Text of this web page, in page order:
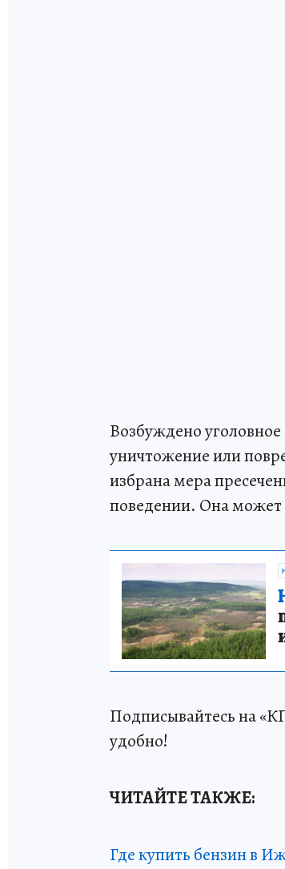
Возбуждено
уничтожение или
избрана мера
поведении. Она может
Подписывайтесь на
удобно!
ЧИТАЙТЕ ТАКЖЕ:
Где купить бензин в